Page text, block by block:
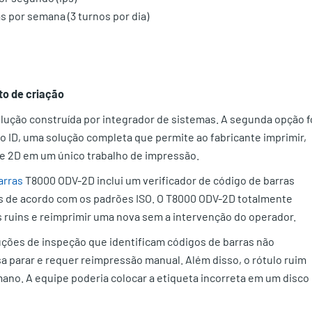
por semana (3 turnos por dia)
de criação
construída por integrador de sistemas. A segunda opção
ID, uma solução completa que permite ao fabricante imprimir,
em um único trabalho de impressão.
T8000 ODV-2D inclui um verificador de código de barras
acordo com os padrões ISO. O T8000 ODV-2D totalmente
e reimprimir uma nova sem a intervenção do operador.
de inspeção que identificam códigos de barras não
parar e requer reimpressão manual. Além disso, o rótulo ruim
A equipe poderia colocar a etiqueta incorreta em um disco